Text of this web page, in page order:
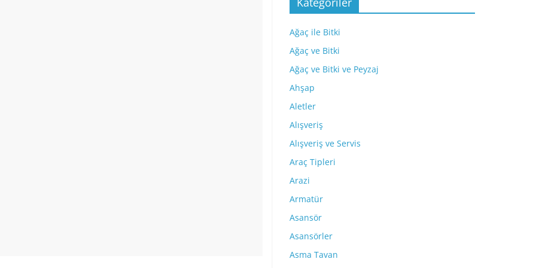
Ağaç ile Bitki
Ağaç ve Bitki
Ağaç ve Bitki ve Peyzaj
Ahşap
Aletler
Alışveriş
Alışveriş ve Servis
Araç Tipleri
Arazi
Armatür
Asansör
Asansörler
Asma Tavan